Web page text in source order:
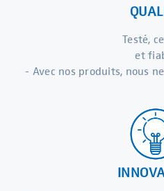
Testé,
et
- Avec nos produits, nous